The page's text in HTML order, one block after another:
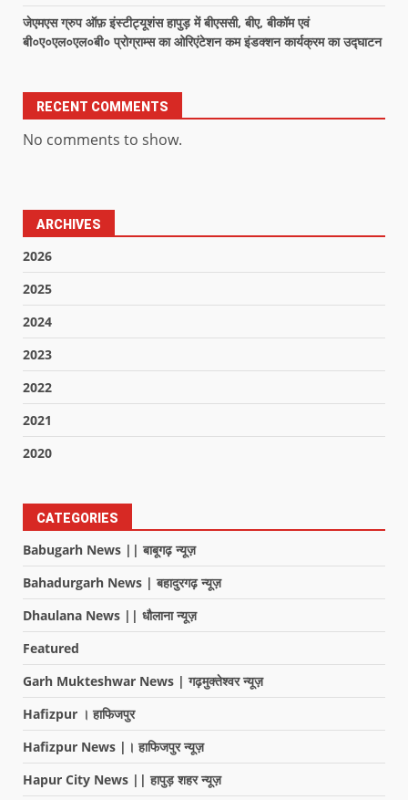
जेएमएस ग्रुप ऑफ़ इंस्टीट्यूशंस हापुड़ में बीएससी, बीए, बीकॉम एवं
बी०ए०एल०एल०बी० प्रोग्राम्स का ओरिएंटेशन कम इंडक्शन कार्यक्रम का उद्घाटन
RECENT COMMENTS
No comments to show.
ARCHIVES
2026
2025
2024
2023
2022
2021
2020
CATEGORIES
Babugarh News || बाबूगढ़ न्यूज़
Bahadurgarh News | बहादुरगढ़ न्यूज़
Dhaulana News || धौलाना न्यूज़
Featured
Garh Mukteshwar News | गढ़मुक्तेश्वर न्यूज़
Hafizpur । हाफिजपुर
Hafizpur News |। हाफिजपुर न्यूज़
Hapur City News || हापुड़ शहर न्यूज़